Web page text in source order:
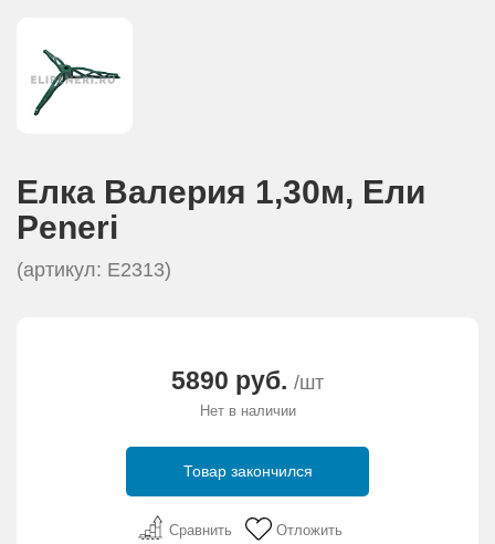
Елка Валерия 1,30м, Eли
Peneri
(артикул: E2313)
5890 руб. /шт
Нет в наличии
Товар закончился
Сравнить Отложить